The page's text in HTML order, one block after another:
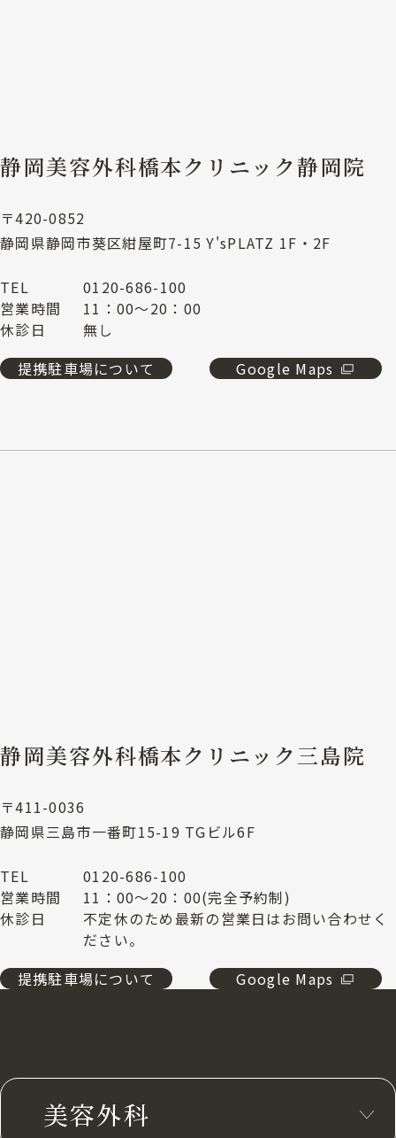
静岡美容外科橋本クリニック静岡院
〒420-0852
静岡県静岡市葵区紺屋町7-15 Y'sPLATZ 1F・2F
TEL
0120-686-100
営業時間
11：00～20：00
休診日
無し
提携駐車場について
Google Maps
静岡美容外科橋本クリニック三島院
〒411-0036
静岡県三島市一番町15-19 TGビル6F
TEL
0120-686-100
営業時間
11：00～20：00(完全予約制)
休診日
不定休のため最新の営業日はお問い合わせく
ださい。
提携駐車場について
Google Maps
美容外科